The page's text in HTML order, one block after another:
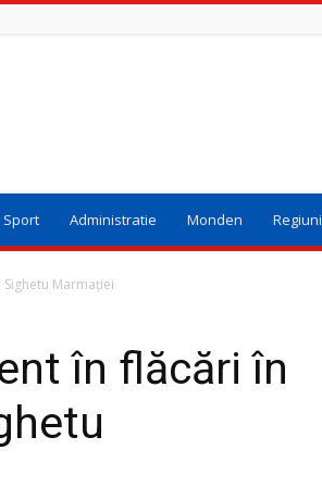
Sport Administratie Monden Regiuni
Marmației
în flăcări în